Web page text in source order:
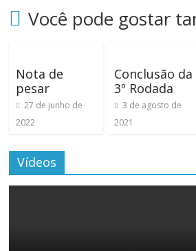
Você pode gostar
Nota de
pesar
27 de junho de
2022
Conclusão da
3º Rodada
3 de agosto de
2021
Vídeos